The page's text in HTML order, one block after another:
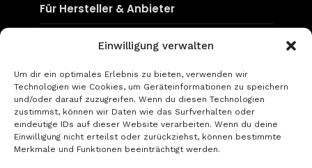
Einwilligung verwalten
Um dir ein optimales Erlebnis zu bieten, verwenden wir
Technologien wie Cookies, um Geräteinformationen zu speichern
und/oder darauf zuzugreifen. Wenn du diesen Technologien
zustimmst, können wir Daten wie das Surfverhalten oder
eindeutige IDs auf dieser Website verarbeiten. Wenn du deine
Einwilligung nicht erteilst oder zurückziehst, können bestimmte
Merkmale und Funktionen beeinträchtigt werden.
Für Hersteller & Anbieter
Content & Social Media
go-to-optic.de
Über uns
Kontakt